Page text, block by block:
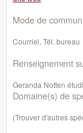
Mode de
Courriel, Tél. bureau
Renseignement
Geranda Notten
Domaine(s) de
(Trouver d'autres